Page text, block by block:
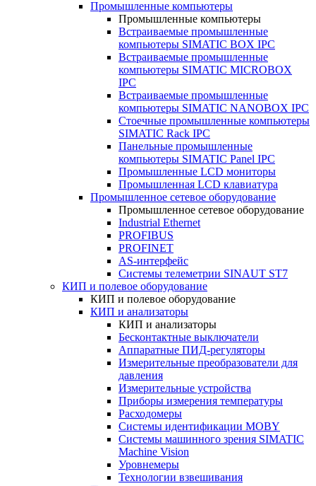
Промышленные компьютеры
Промышленные компьютеры
Встраиваемые промышленные
компьютеры SIMATIC BOX IPC
Встраиваемые промышленные
компьютеры SIMATIC MICROBOX
IPC
Встраиваемые промышленные
компьютеры SIMATIC NANOBOX IPC
Стоечные промышленные компьютеры
SIMATIC Rack IPC
Панельные промышленные
компьютеры SIMATIC Panel IPC
Промышленные LCD мониторы
Промышленная LCD клавиатура
Промышленное сетевое оборудование
Промышленное сетевое оборудование
Industrial Ethernet
PROFIBUS
PROFINET
AS-интерфейс
Системы телеметрии SINAUT ST7
КИП и полевое оборудование
КИП и полевое оборудование
КИП и анализаторы
КИП и анализаторы
Бесконтактные выключатели
Аппаратные ПИД-регуляторы
Измерительные преобразователи для
давления
Измерительные устройства
Приборы измерения температуры
Расходомеры
Системы идентификации MOBY
Системы машинного зрения SIMATIC
Machine Vision
Уровнемеры
Технологии взвешивания